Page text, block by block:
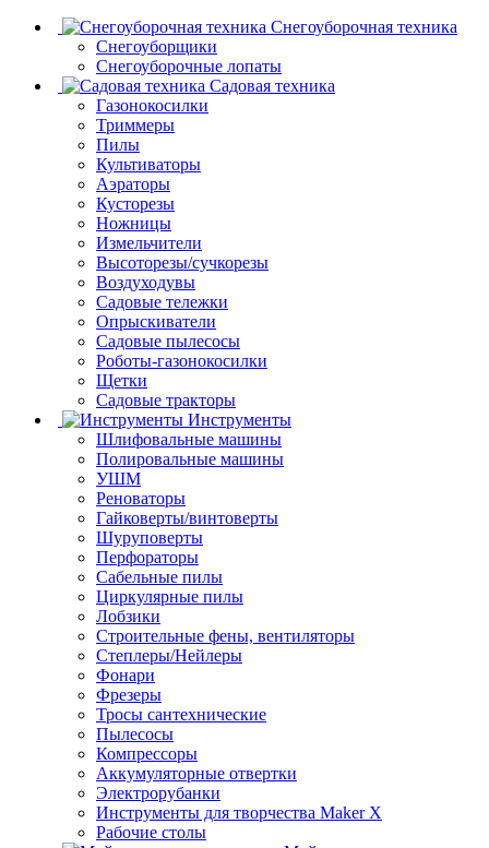
Снегоуборочная техника
Снегоуборщики
Снегоуборочные лопаты
Садовая техника
Газонокосилки
Триммеры
Пилы
Культиваторы
Аэраторы
Кусторезы
Ножницы
Измельчители
Высоторезы/сучкорезы
Воздуходувы
Садовые тележки
Опрыскиватели
Садовые пылесосы
Роботы-газонокосилки
Щетки
Садовые тракторы
Инструменты
Шлифовальные машины
Полировальные машины
УШМ
Реноваторы
Гайковерты/винтоверты
Шуруповерты
Перфораторы
Сабельные пилы
Циркулярные пилы
Лобзики
Строительные фены, вентиляторы
Степлеры/Нейлеры
Фонари
Фрезеры
Тросы сантехнические
Пылесосы
Компрессоры
Аккумуляторные отвертки
Электрорубанки
Инструменты для творчества Maker X
Рабочие столы